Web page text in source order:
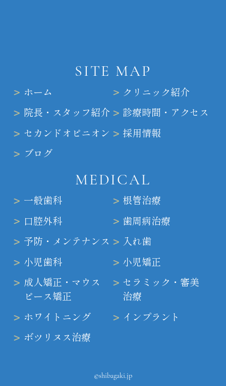
SITE MAP
ホーム クリニック紹介
院長・スタッフ紹介 診療時間・アクセス
セカンドオピニオン 採用情報
ブログ
MEDICAL
一般歯科
小児矯正
根管治療
成人矯正・マウス
ピース矯正
口腔外科
セラミック・審美
治療
歯周病治療
ホワイトニング
予防・メンテナンス
インプラント
入れ歯
ボツリヌス治療
小児歯科
©shibagaki.jp